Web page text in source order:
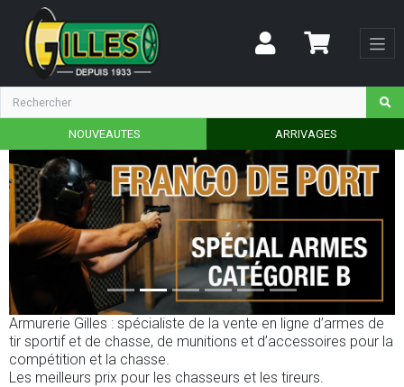
NOUVEAUTES ARRIVAGES
Armurerie Gilles : spécialiste de la vente en ligne d’armes de
tir sportif et de chasse, de munitions et d’accessoires pour la
compétition et la chasse.
Les meilleurs prix pour les chasseurs et les tireurs.